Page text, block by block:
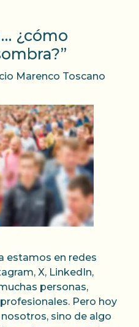
¿cómo
Marenco Toscano
estamos en redes
X, LinkedIn,
personas,
Pero hoy
sino de algo